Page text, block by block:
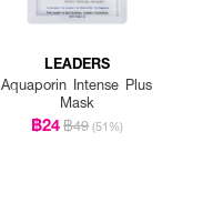
LEADERS
Aquaporin Intense Plus
Mask
฿24฿49 (51%)